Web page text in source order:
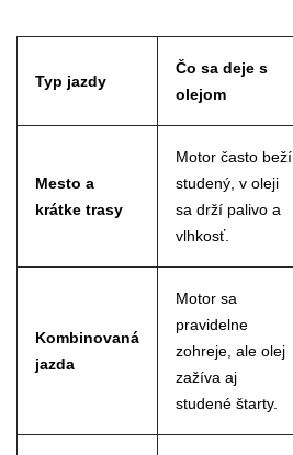
Typ jazdy
Čo sa deje s
olejom
Mesto a
krátke trasy
Motor často beží
studený, v oleji
sa drží palivo a
vlhkosť.
Kombinovaná
jazda
Motor sa
pravidelne
zohreje, ale olej
zažíva aj
studené štarty.